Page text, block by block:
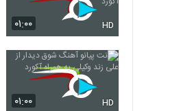
۰۱:۰۰ HD
۰۱:۰۰ HD